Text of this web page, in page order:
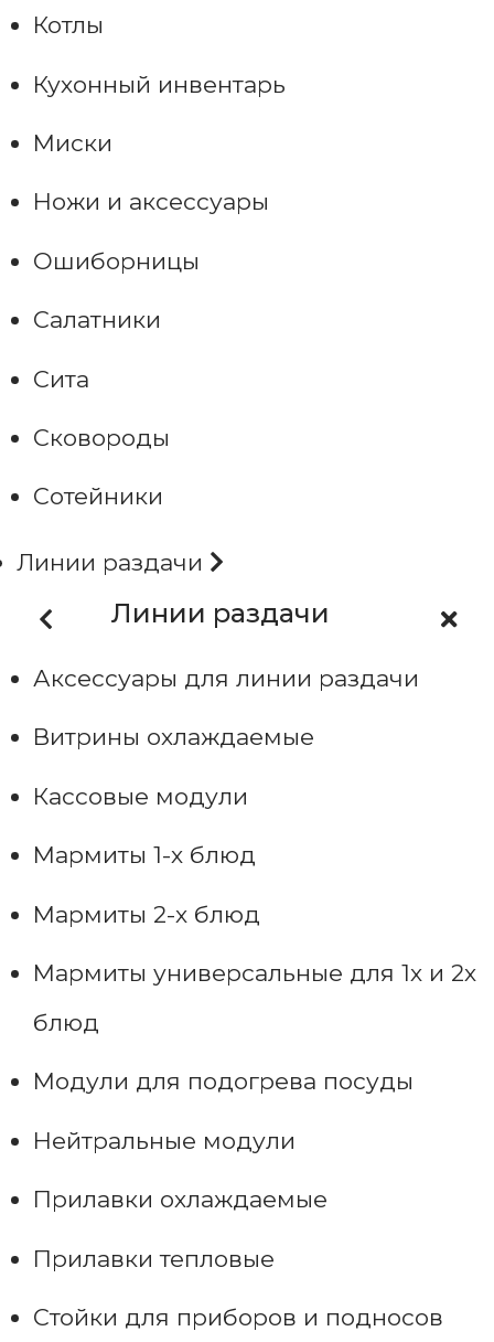
Котлы
Кухонный инвентарь
Миски
Ножи и аксессуары
Ошиборницы
Салатники
Сита
Сковороды
Сотейники
Линии раздачи
Линии раздачи
Аксессуары для линии раздачи
Витрины охлаждаемые
Кассовые модули
Мармиты 1-х блюд
Мармиты 2-х блюд
Мармиты универсальные для 1х и 2х
блюд
Модули для подогрева посуды
Нейтральные модули
Прилавки охлаждаемые
Прилавки тепловые
Стойки для приборов и подносов